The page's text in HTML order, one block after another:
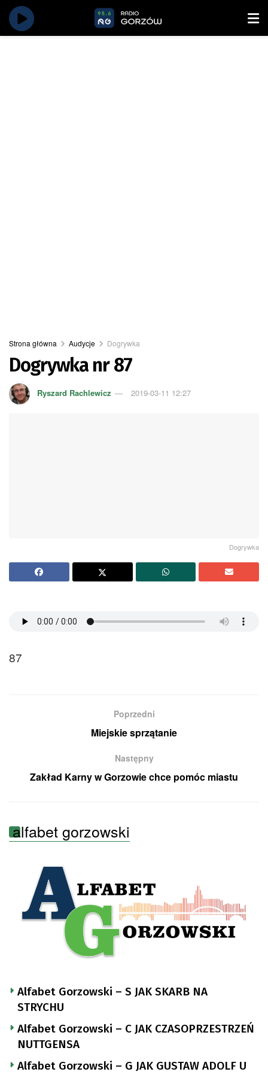
Strona główna Audycje Dogrywka
Dogrywka nr 87
Ryszard Rachlewicz 2019-03-11 12:27
Dogrywka
87
Poprzedni
Miejskie sprzątanie
Następny
Zakład Karny w Gorzowie chce pomóc miastu
alfabet gorzowski
Alfabet Gorzowski – S JAK SKARB NA
STRYCHU
Alfabet Gorzowski – C JAK CZASOPRZESTRZEŃ
NUTTGENSA
Alfabet Gorzowski – G JAK GUSTAW ADOLF U